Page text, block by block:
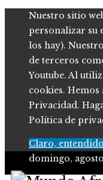
Nuestro sitio
personalizar su
los hay).
de terceros
Youtube. Al
cookies. Hemos
Privacidad.
Política de
Claro, entendido
domingo,